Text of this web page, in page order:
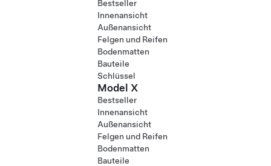
Bestseller
Innenansicht
Außenansicht
Felgen und Reifen
Bodenmatten
Bauteile
Schlüssel
Model X
Bestseller
Innenansicht
Außenansicht
Felgen und Reifen
Bodenmatten
Bauteile